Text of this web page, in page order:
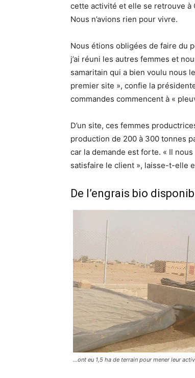
cette activité et elle se retrouve à
Nous n’avions rien pour vivre.
Nous étions obligées de faire du
j’ai réuni les autres femmes et
samaritain qui a bien voulu nous
premier site », confie la
commandes commencent à «
D’un site, ces femmes
production de 200 à 300 tonnes
car la demande est forte. « Il
satisfaire le client », laisse-t-elle
De l’engrais bio
…ont eu 1,5 ha de terrain pour mener leur